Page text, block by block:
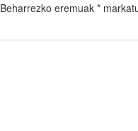
Beharrezko eremuak *